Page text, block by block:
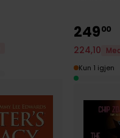
24900
224,10
Kun 1 igjen